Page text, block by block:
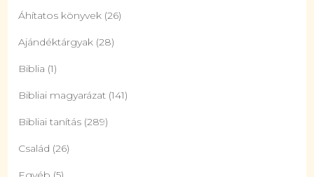
Áhítatos könyvek (26)
Ajándéktárgyak (28)
Biblia (1)
Bibliai magyarázat (141)
Bibliai tanítás (289)
Család (26)